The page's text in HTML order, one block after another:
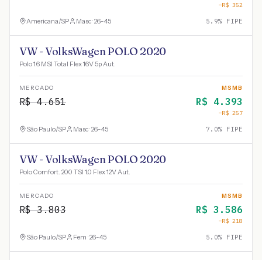
−R$ 352
Americana/SP Masc · 26-45 5.9% FIPE
VW - VolksWagen POLO 2020
Polo 1.6 MSI Total Flex 16V 5p Aut.
MERCADO
R$4.651
MSMB
R$ 4.393
−R$ 257
São Paulo/SP Masc · 26-45 7.0% FIPE
VW - VolksWagen POLO 2020
Polo Comfort. 200 TSI 1.0 Flex 12V Aut.
MERCADO
R$3.803
MSMB
R$ 3.586
−R$ 218
São Paulo/SP Fem · 26-45 5.0% FIPE